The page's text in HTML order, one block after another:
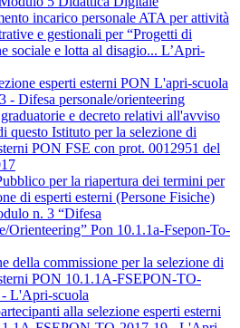
incarico personale ATA per attività
e gestionali per “Progetti di
sociale e lotta al disagio... L’Apri-
esperti esterni PON L'apri-scuola
- Difesa personale/orienteering
e decreto relativi all'avviso
questo Istituto per la selezione di
PON FSE con prot. 0012951 del
per la riapertura dei termini per
di esperti esterni (Persone Fisiche)
n. 3 “Difesa
Orienteering” Pon 10.1.1a-Fsepon-To-
della commissione per la selezione di
PON 10.1.1A-FSEPON-TO-
L'Apri-scuola
alla selezione esperti esterni